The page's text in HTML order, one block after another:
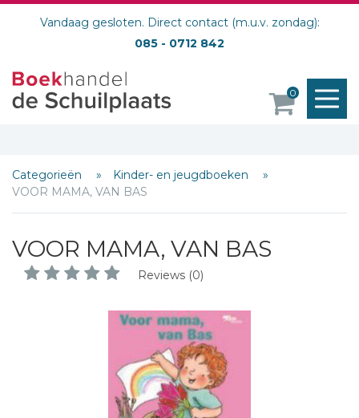
Vandaag gesloten. Direct contact (m.u.v. zondag):
085 - 0712 842
0
Categorieën
Kinder- en jeugdboeken
VOOR MAMA, VAN BAS
VOOR MAMA, VAN BAS
Reviews (0)
Schrijf hieronder je review!